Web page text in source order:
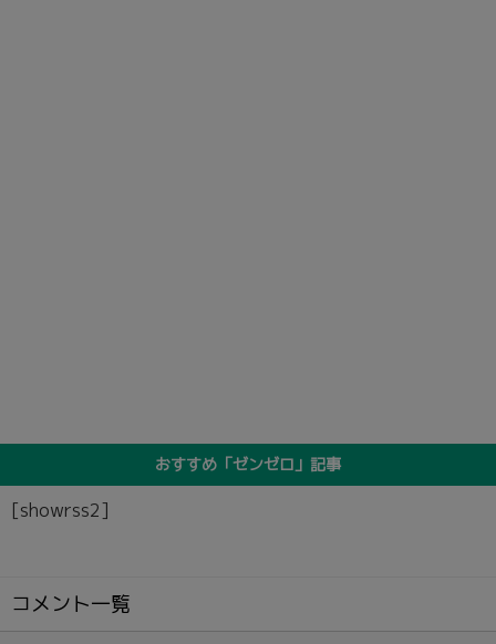
おすすめ「ゼンゼロ」記事
[showrss2]
コメント一覧